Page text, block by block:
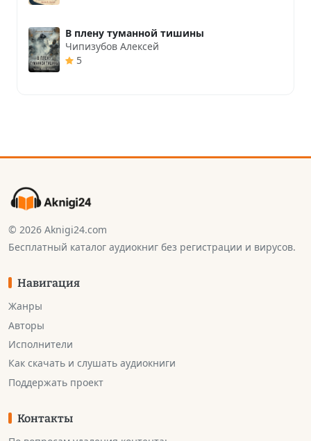
В плену туманной тишины
Чипизубов Алексей
5
© 2026 Aknigi24.com
Бесплатный каталог аудиокниг без регистрации и вирусов.
Навигация
Жанры
Авторы
Исполнители
Как скачать и слушать аудиокниги
Поддержать проект
Контакты